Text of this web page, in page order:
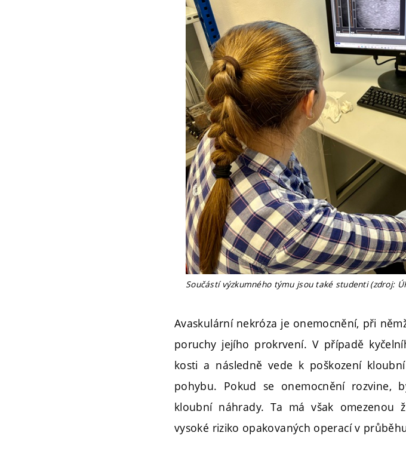
Součástí výzkumného týmu jsou také studenti (zdroj:
Avaskulární nekróza je onemocnění, při
poruchy jejího prokrvení. V případě
kosti a následně vede k poškození
pohybu. Pokud se onemocnění rozvine,
kloubní náhrady. Ta má však omezenou
vysoké riziko opakovaných operací v